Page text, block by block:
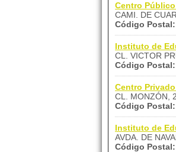
Centro
CAMI. DE
Código Postal:
Instituto de
CL. VICTOR
Código Postal:
Centro
CL. MONZÓN,
Código Postal:
Instituto de
AVDA. DE
Código Postal: